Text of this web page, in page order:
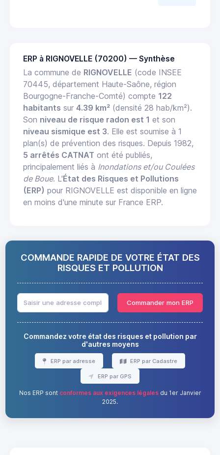
ERP à RIGNOVELLE (70200) — Synthèse
La commune de RIGNOVELLE (code INSEE
70445, département Haute-Saône, région
Bourgogne-Franche-Comté) compte 122
habitants sur 4.39 km² (densité 28 hab/km²).
Son niveau de risque radon est 1 et son
niveau sismique est 3. Elle est soumise à 1
plan(s) de prévention des risques. Depuis 1982,
5 arrêtés CATNAT ont été publiés,
principalement liés à Inondations et/ou Coulées
de Boue. L'État des Risques et Pollutions
(ERP) pour RIGNOVELLE est disponible en ligne
en moins d'une minute sur France ERP.
COMMANDE RAPIDE DE VOTRE ÉTAT DES
RISQUES ET POLLUTION
Commander mon ERP
Commandez votre état des risques et pollution par
d'autres moyens
ERP par adresse ERP par Cadastre
ERP par GPS
Nos ERP sont conformes aux exigences légalesdu 1er Janvier
2025.